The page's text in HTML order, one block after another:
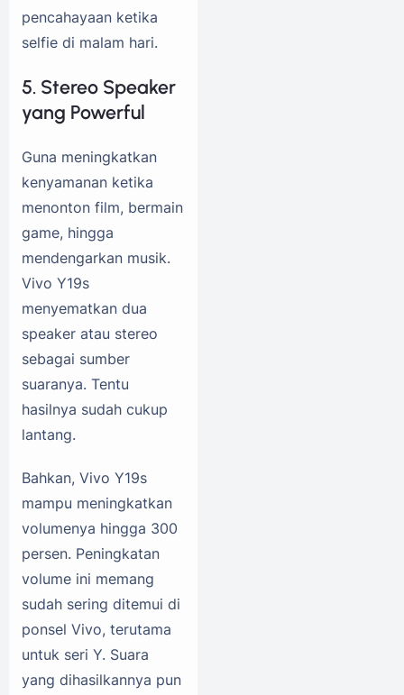
pencahayaan ketika
selfie di malam hari.
5. Stereo Speaker
yang Powerful
Guna meningkatkan
kenyamanan ketika
menonton film, bermain
game, hingga
mendengarkan musik.
Vivo Y19s
menyematkan dua
speaker atau stereo
sebagai sumber
suaranya. Tentu
hasilnya sudah cukup
lantang.
Bahkan, Vivo Y19s
mampu meningkatkan
volumenya hingga 300
persen. Peningkatan
volume ini memang
sudah sering ditemui di
ponsel Vivo, terutama
untuk seri Y. Suara
yang dihasilkannya pun